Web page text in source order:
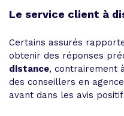
Le service client à
Certains assurés
obtenir des réponses
distance, contrairement
des conseillers en
avant dans les avis